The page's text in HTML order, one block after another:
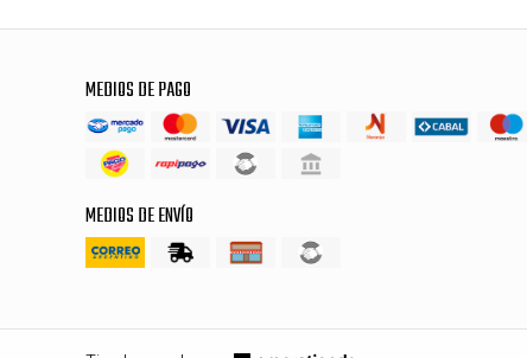
MEDIOS DE PAGO
MEDIOS DE ENVÍO